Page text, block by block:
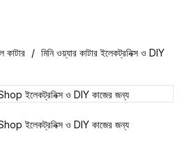
কাটার
মিনি ওয়্যার কাটার ইলেকট্রনিক্স ও DIY